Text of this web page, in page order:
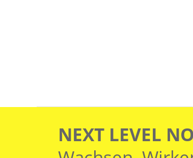
NEXT LEVEL